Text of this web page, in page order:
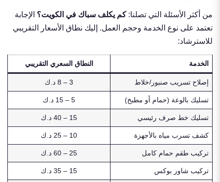
من أكثر الأسئلة التي تصلنا:كم يكلف سباك في الكويت؟ الإجابة
تعتمد على نوع الخدمة وحجم العمل. إليك نطاق الأسعار التقريبي
للاسترشاد:
الخدمة النطاق السعري التقريبي
إصلاح تسريب صنبور/خلاط 3 – 8 د.ك
تسليك بالوعة (حمام أو مطبخ) 5 – 15 د.ك
تسليك خط صرف رئيسي 15 – 40 د.ك
كشف تسرب مياه بالأجهزة 10 – 25 د.ك
تركيب طقم حمام كامل 25 – 60 د.ك
تركيب شاور بوكس 15 – 35 د.ك